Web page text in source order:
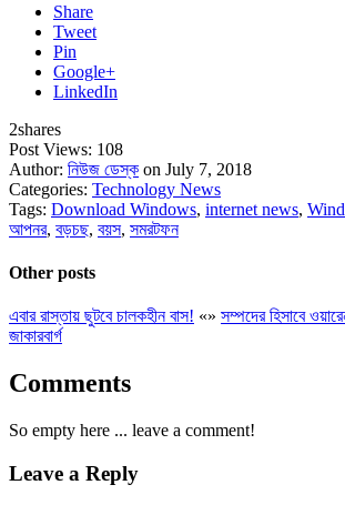
Share
Tweet
Pin
Google+
LinkedIn
2shares
Post Views: 108
Author: নিউজ ডেস্ক on July 7, 2018
Categories: Technology News
Tags: Download Windows, internet news,
আপনর, বড়চছ, বয়স, সমরটফন
Other posts
এবার রাস্তায় ছুটবে চালকহীন বাস! «» সম্পদের হিসাবে
জাকারবার্গ
Comments
So empty here ... leave a comment!
Leave a Reply